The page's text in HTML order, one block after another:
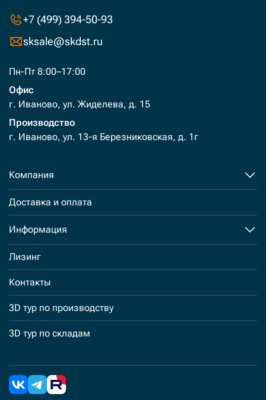
+7 (499) 394-50-93
sksale@skdst.ru
Пн-Пт 8:00–17:00
Офис
г. Иваново, ул. Жиделева, д. 15
Производство
г. Иваново, ул. 13-я Березниковская, д. 1г
Компания
Доставка и оплата
Информация
Лизинг
Контакты
3D тур по производству
3D тур по складам